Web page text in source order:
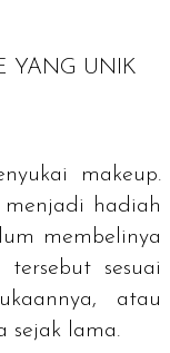
YANG UNIK
makeup.
hadiah
membelinya
tersebut sesuai
atau
sejak lama.